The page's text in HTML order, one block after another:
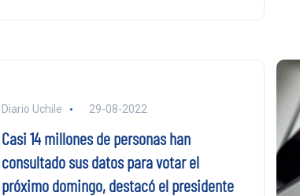
Diario Uchile 29-08-2022
Casi 14 millones de personas han
consultado sus datos para votar el
próximo domingo, destacó el presidente